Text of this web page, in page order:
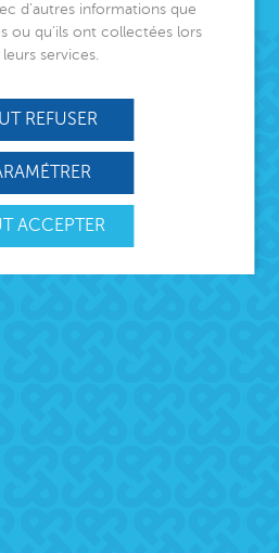
Familles
d’autres informations que
ou qu’ils ont collectées lors
services.
ACCEPTER
REFUSER